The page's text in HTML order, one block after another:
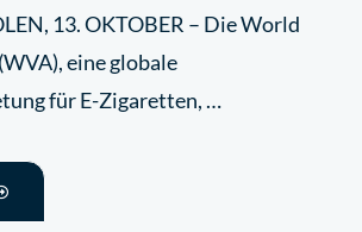
13. OKTOBER – Die World
eine globale
für E-Zigaretten, …